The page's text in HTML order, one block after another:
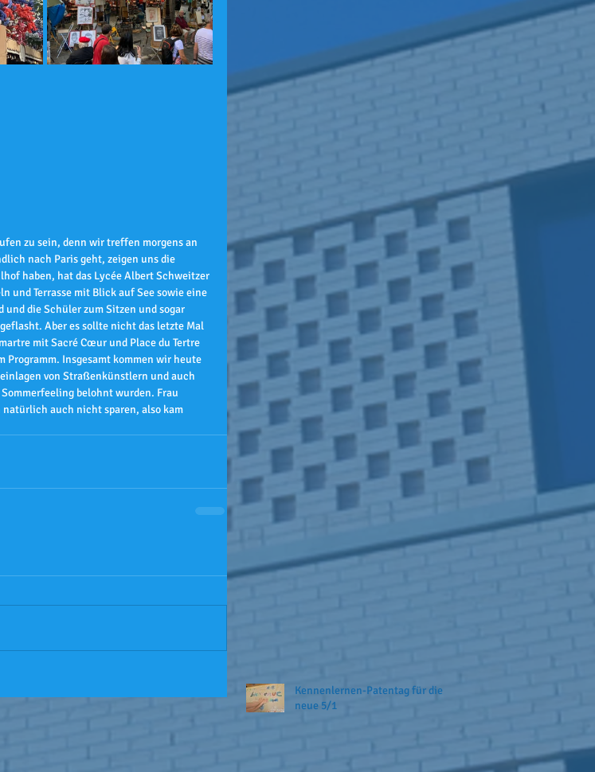
zu sein, denn wir treffen morgens an
nach Paris geht, zeigen uns die
haben, hat das Lycée Albert Schweitzer
und Terrasse mit Blick auf See sowie eine
die Schüler zum Sitzen und sogar
Aber es sollte nicht das letzte Mal
mit Sacré Cœur und Place du Tertre
Programm. Insgesamt kommen wir heute
von Straßenkünstlern und auch
belohnt wurden. Frau
auch nicht sparen, also kam
Kennenlernen-Patentag für die
neue 5/1